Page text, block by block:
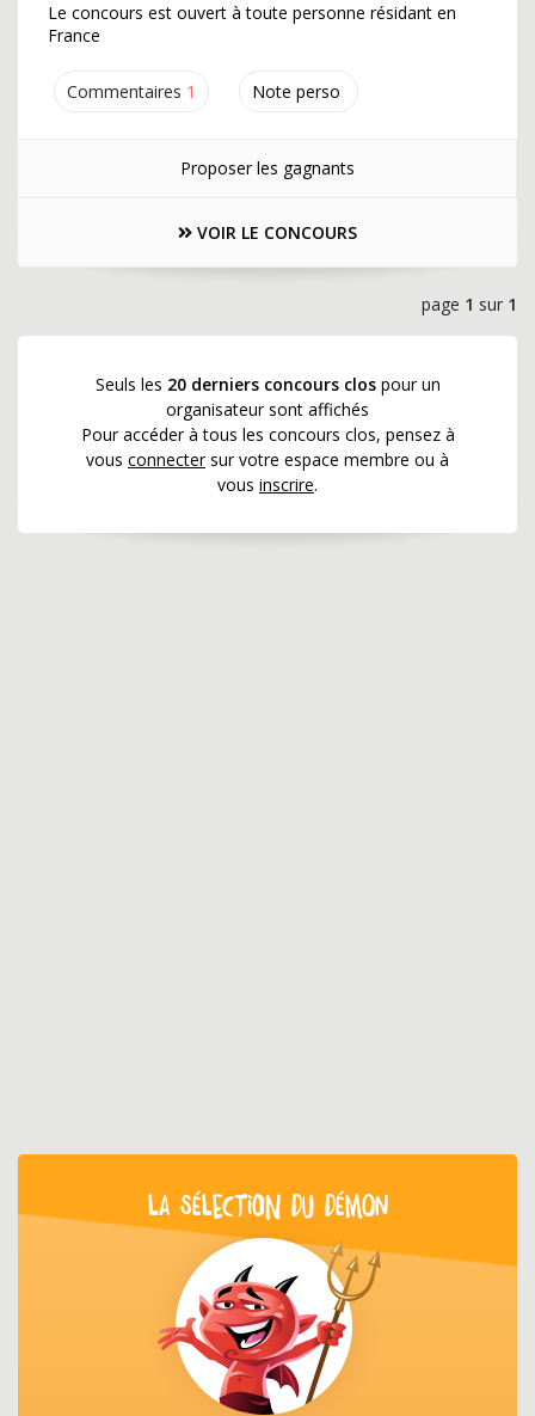
Commentaires 1 Note perso
Le concours est ouvert à toute personne résidant en
France
Proposer les gagnants
VOIR LE CONCOURS
page 1 sur 1
Seuls les 20 derniers concours clospour un
organisateur sont affichés
Pour accéder à tous les concours clos, pensez à
vous connectersur votre espace membre ou à
vous inscrire.
LA SÉLECTION DU DÉMON